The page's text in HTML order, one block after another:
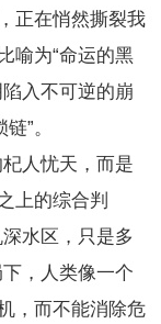
正在悄然撕裂我
喻为“命运的黑
入不可逆的崩
”。
人忧天，而是
上的综合判
水区，只是多
，人类像一个
，而不能消除危